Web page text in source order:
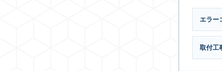
エラー
取付工